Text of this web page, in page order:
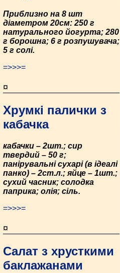
Приблизно на 8 шт
діаметром 20см: 250 г
натурального йогурта; 280
г борошна; 6 г розпушувача;
5 г солі.
=>>>=
¤
Хрумкі палички з
кабачка
кабачки – 2шт.; сир
твердий – 50 г;
панірувальні сухарі (в ідеалі
панко) – 2ст.л.; яйце – 1шт.;
сухий часник; солодка
паприка; олія; сіль.
=>>>=
¤
Салат з хрусткими
баклажанами